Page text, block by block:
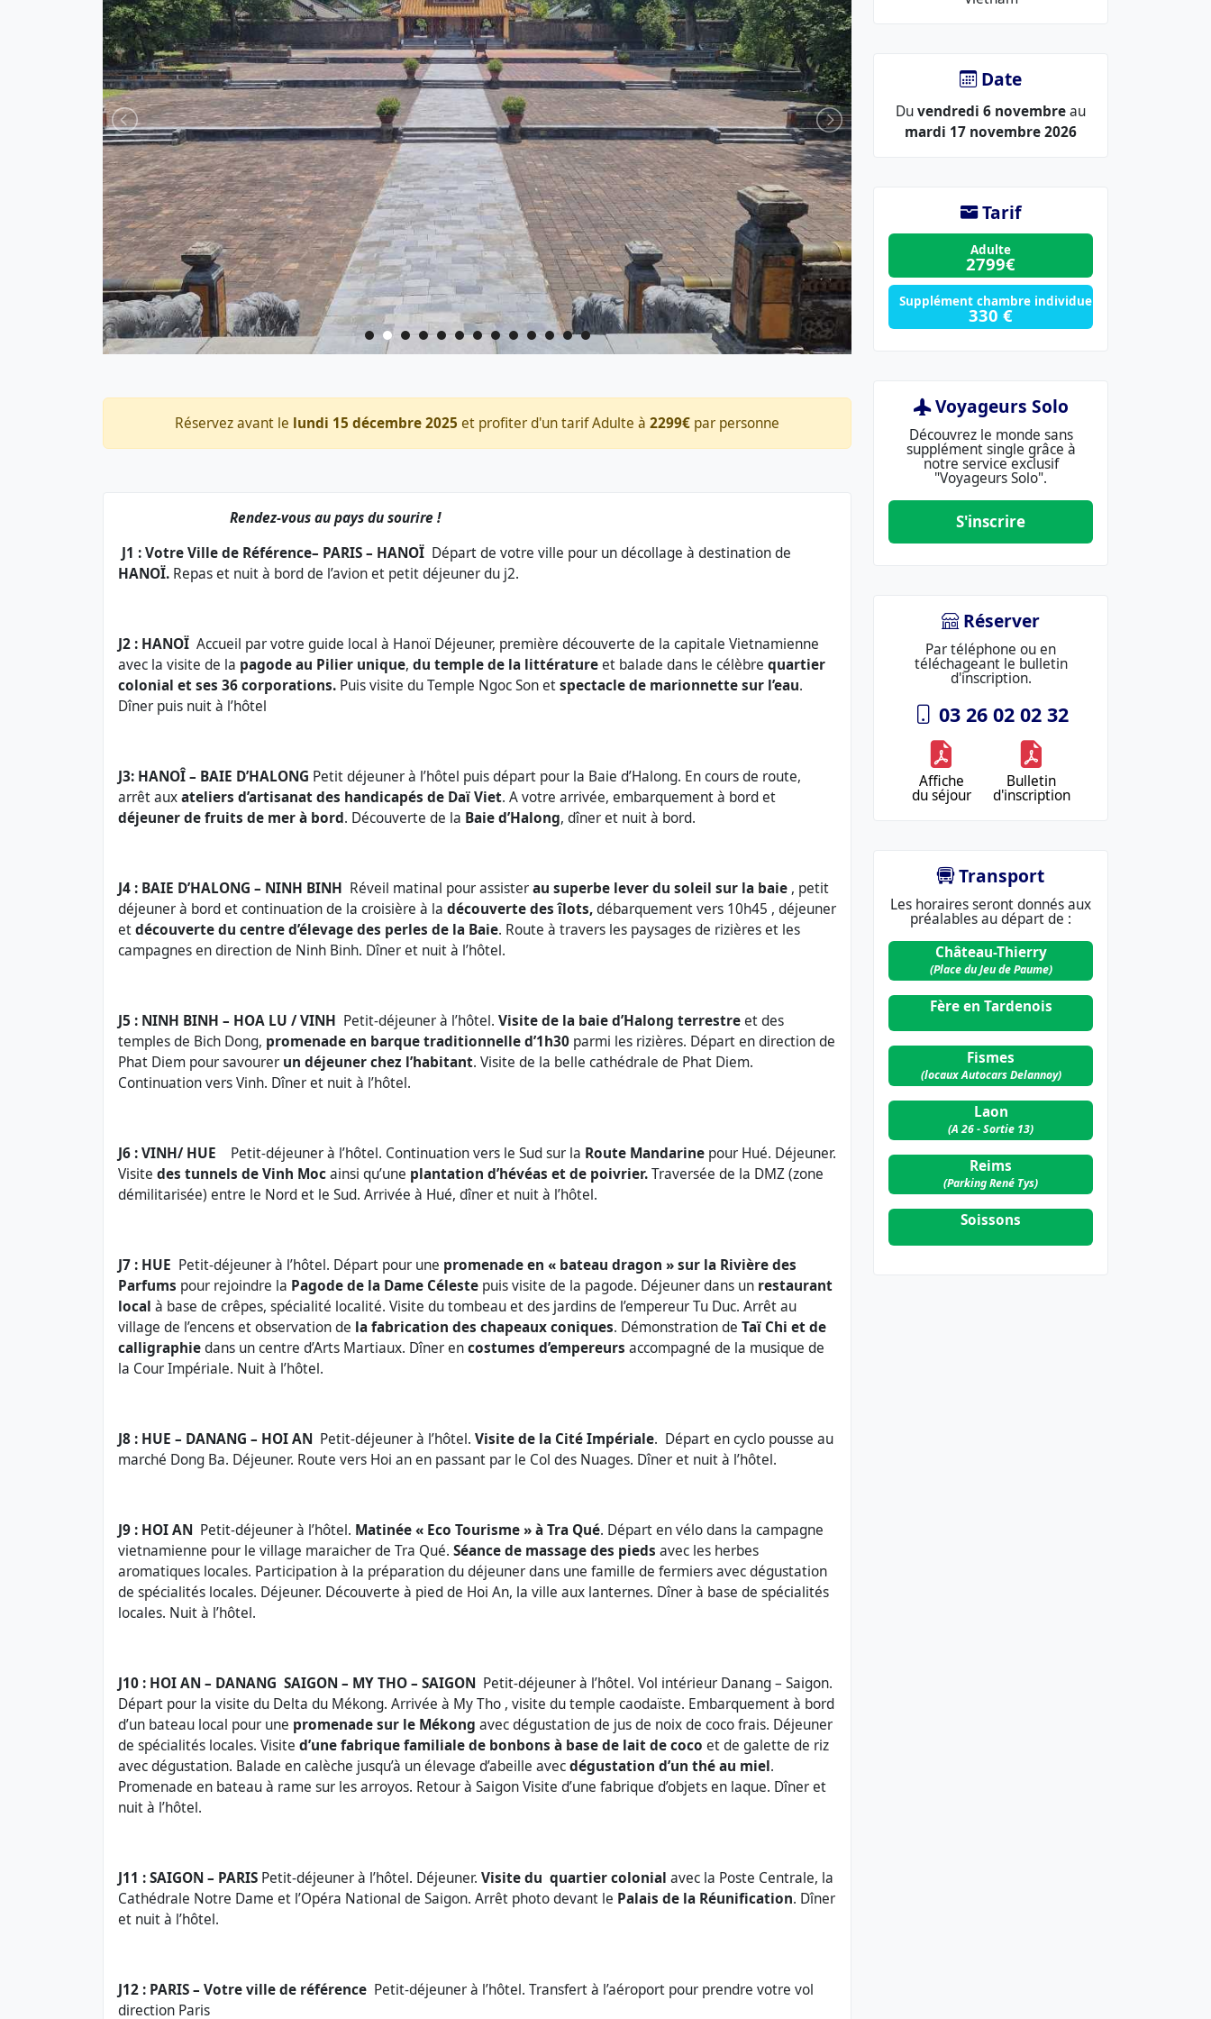
Réservez avant le lundi 15 décembre 2025 et profiter d'un tarif Adulte à 2299€ par personne
Rendez-vous au pays du sourire !
J1 : Votre Ville de Référence– PARIS – HANOÏ Départ de votre ville pour un décollage à destination de
HANOÏ. Repas et nuit à bord de l’avion et petit déjeuner du j2.
J2 : HANOÏ Accueil par votre guide local à Hanoï Déjeuner, première découverte de la capitale Vietnamienne
avec la visite de la pagode au Pilier unique, du temple de la littératureet balade dans le célèbre quartier
colonial et ses 36 corporations. Puis visite du Temple Ngoc Son etspectacle de marionnette sur l’eau.
Dîner puis nuit à l’hôtel
J3: HANOÎ – BAIE D’HALONG Petit déjeuner à l’hôtel puis départ pour la Baie d’Halong. En cours de route,
arrêt auxateliers d’artisanat des handicapés de Daï Viet. A votre arrivée, embarquement à bord et
déjeuner de fruits de mer à bord. Découverte de la Baie d’Halong, dîner et nuit à bord.
J4 : BAIE D’HALONG – NINH BINH Réveil matinal pour assisterau superbe lever du soleil sur la baie , petit
déjeuner à bord et continuation de la croisière à la découverte des îlots,débarquement vers 10h45 , déjeuner
etdécouverte du centre d’élevage des perles de la Baie. Route à travers les paysages de rizières et les
campagnes en direction de Ninh Binh. Dîner et nuit à l’hôtel.
J5 : NINH BINH – HOA LU / VINH Petit-déjeuner à l’hôtel. Visite de la baie d’Halong terrestreet des
temples de Bich Dong, promenade en barque traditionnelle d’1h30 parmi les rizières. Départ en direction de
Phat Diem pour savourer un déjeuner chez l’habitant. Visite de la belle cathédrale de Phat Diem.
Continuation vers Vinh. Dîner et nuit à l’hôtel.
J6 :VINH/ HUE Petit-déjeuner à l’hôtel. Continuation vers le Sud sur la Route Mandarine pour Hué. Déjeuner.
Visite des tunnels de Vinh Mocainsi qu’une plantation d’hévéas et de poivrier.Traversée de la DMZ (zone
démilitarisée) entre le Nord et le Sud. Arrivée à Hué, dîner et nuit à l’hôtel.
J7 : HUE Petit-déjeuner à l’hôtel. Départ pour une promenade en « bateau dragon » sur la Rivière des
Parfums pour rejoindre la Pagode de la Dame Céleste puis visite de la pagode. Déjeuner dans un restaurant
local à base de crêpes, spécialité localité. Visite du tombeau et des jardins de l’empereur Tu Duc. Arrêt au
village de l’encens et observation de la fabrication des chapeaux coniques. Démonstration de Taï Chi et de
calligraphiedans un centre d’Arts Martiaux. Dîner encostumes d’empereurs accompagné de la musique de
la Cour Impériale. Nuit à l’hôtel.
J8 : HUE – DANANG – HOI AN Petit-déjeuner à l’hôtel. Visite de la Cité Impériale. Départ en cyclo pousse au
marché Dong Ba. Déjeuner. Route vers Hoi an en passant par le Col des Nuages. Dîner et nuit à l’hôtel.
J9 : HOI AN Petit-déjeuner à l’hôtel. Matinée « Eco Tourisme » à Tra Qué. Départ en vélo dans la campagne
vietnamienne pour le village maraicher de Tra Qué. Séance de massage des pieds avec les herbes
aromatiques locales. Participation à la préparation du déjeuner dans une famille de fermiers avec dégustation
de spécialités locales. Déjeuner. Découverte à pied de Hoi An, la ville aux lanternes. Dîner à base de spécialités
locales. Nuit à l’hôtel.
J10 : HOI AN – DANANG SAIGON – MY THO – SAIGON Petit-déjeuner à l’hôtel. Vol intérieur Danang – Saigon.
Départ pour la visite du Delta du Mékong. Arrivée à My Tho , visite du temple caodaïste. Embarquement à bord
d’un bateau local pour une promenade sur le Mékong avec dégustation de jus de noix de coco frais. Déjeuner
de spécialités locales. Visite d’une fabrique familiale de bonbons à base de laitde coco et de galette de riz
avec dégustation. Balade en calèche jusqu’à un élevage d’abeille avecdégustation d’un thé au miel.
Promenade en bateau à rame sur les arroyos. Retour à Saigon Visite d’une fabrique d’objets en laque. Dîner et
nuit à l’hôtel.
J11 : SAIGON – PARIS Petit-déjeuner à l’hôtel. Déjeuner. Visite du quartier colonial avec la Poste Centrale, la
Cathédrale Notre Dame et l’Opéra National de Saigon. Arrêt photo devant le Palais de la Réunification. Dîner
et nuit à l’hôtel.
J12 : PARIS – Votre ville de référence Petit-déjeuner à l’hôtel. Transfert à l’aéroport pour prendre votre vol
direction Paris
Date
Duvendredi 6 novembreau
mardi 17 novembre 2026
Tarif
Adulte
2799€
Supplément chambre individuelle
330 €
Voyageurs Solo
Découvrez le monde sans
supplément single grâce à
notre service exclusif
"Voyageurs Solo".
S'inscrire
Réserver
Par téléphone ou en
téléchageant le bulletin
d'inscription.
03 26 02 02 32
Affiche
du séjour
Bulletin
d'inscription
Transport
Les horaires seront donnés aux
préalables au départ de :
Château-Thierry
(Place du Jeu de Paume)
Fère en Tardenois
Fismes
(locaux Autocars Delannoy)
Laon
(A 26 - Sortie 13)
Reims
(Parking René Tys)
Soissons